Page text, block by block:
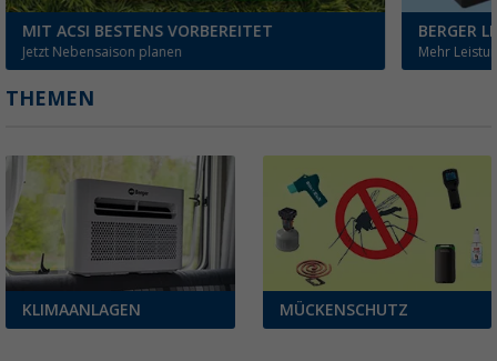
MIT ACSI BESTENS VORBEREITET
Jetzt Nebensaison planen
BERGER
Mehr
THEMEN
KLIMAANLAGEN MÜCKENSCHUTZ